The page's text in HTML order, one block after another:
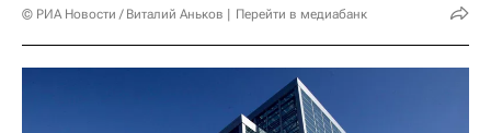
© РИА Новости / Виталий Аньков Перейти в медиабанк